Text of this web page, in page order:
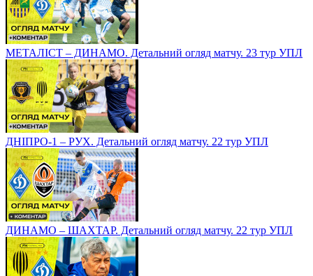
МЕТАЛІСТ – ДИНАМО. Детальний огляд матчу. 23 тур УПЛ
ДНІПРО-1 – РУХ. Детальний огляд матчу. 22 тур УПЛ
ДИНАМО – ШАХТАР. Детальний огляд матчу. 22 тур УПЛ